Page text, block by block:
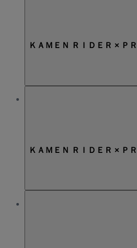
ＫＡＭＥＮ ＲＩＤＥＲ × Ｐ
ＫＡＭＥＮ ＲＩＤＥＲ × Ｐ